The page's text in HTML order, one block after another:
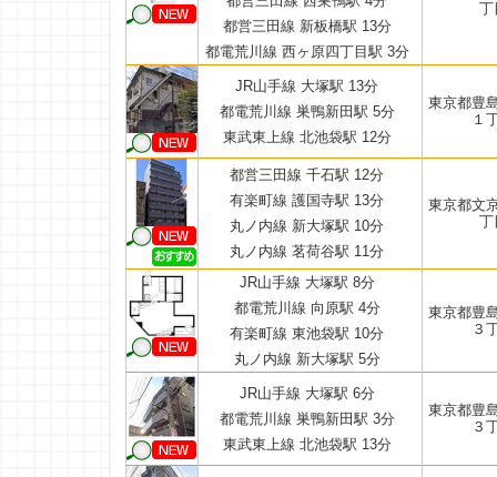
都営三田線 新板橋駅 13分
都電荒川線 西ヶ原四丁目駅 3分
丁
JR山手線 大塚駅 13分
都電荒川線 巣鴨新田駅 5分
東武東上線 北池袋駅 12分
東京都豊
１
都営三田線 千石駅 12分
有楽町線 護国寺駅 13分
丸ノ内線 新大塚駅 10分
丸ノ内線 茗荷谷駅 11分
東京都文
丁
JR山手線 大塚駅 8分
都電荒川線 向原駅 4分
有楽町線 東池袋駅 10分
丸ノ内線 新大塚駅 5分
東京都豊
３
JR山手線 大塚駅 6分
都電荒川線 巣鴨新田駅 3分
東武東上線 北池袋駅 13分
東京都豊
３